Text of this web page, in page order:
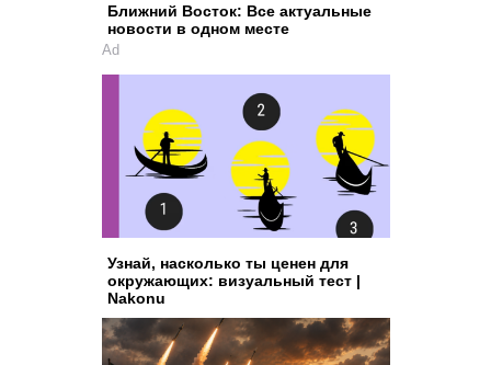
Ближний Восток: Все актуальные
новости в одном месте
Ad
Узнай, насколько ты ценен для
окружающих: визуальный тест |
Nakonu